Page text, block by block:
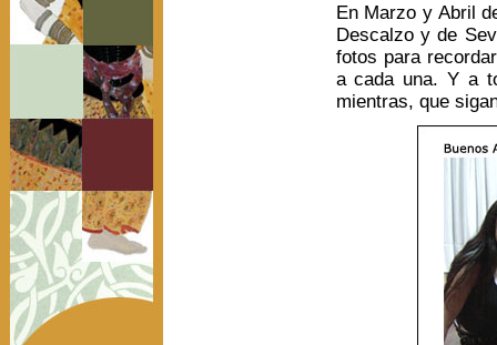
En Marzo y Abril
Descalzo y de
fotos para
a cada una. Y a
mientras, que